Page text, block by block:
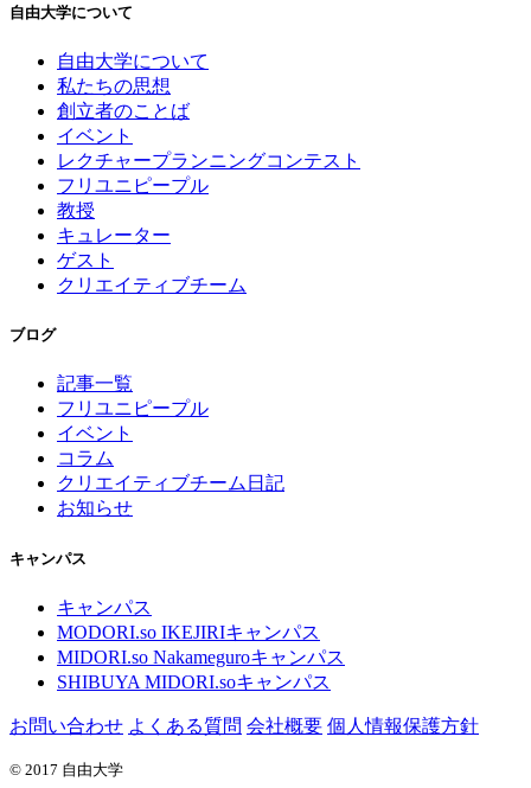
自由大学について
自由大学について
私たちの思想
創立者のことば
イベント
レクチャープランニングコンテスト
フリユニピープル
教授
キュレーター
ゲスト
クリエイティブチーム
ブログ
記事一覧
フリユニピープル
イベント
コラム
クリエイティブチーム日記
お知らせ
キャンパス
キャンパス
MODORI.so IKEJIRIキャンパス
MIDORI.so Nakameguroキャンパス
SHIBUYA MIDORI.soキャンパス
お問い合わせ よくある質問 会社概要 個人情報保護方針
© 2017 自由大学